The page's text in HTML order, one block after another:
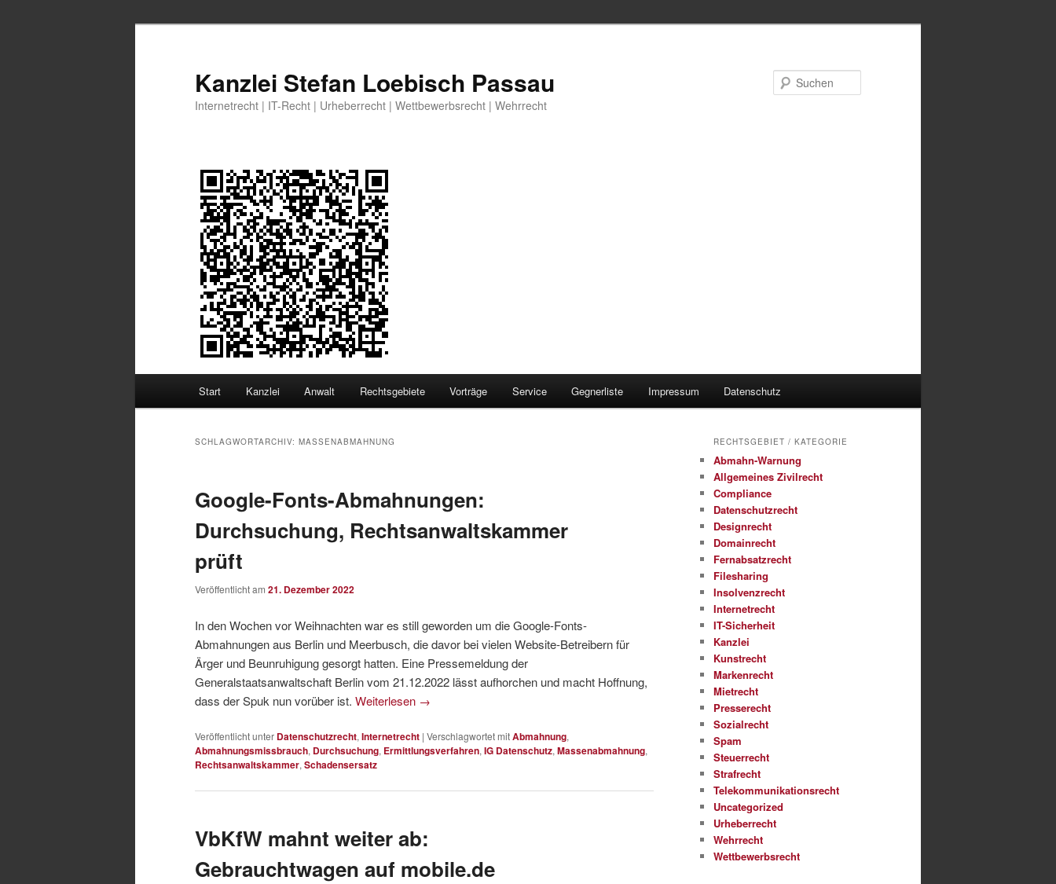
Kanzlei Stefan Loebisch Passau
Internetrecht | IT-Recht | Urheberrecht | Wettbewerbsrecht | Wehrrecht
Start Kanzlei Anwalt Rechtsgebiete Vorträge Service Gegnerliste Impressum Datenschutz
SCHLAGWORTARCHIV: MASSENABMAHNUNG
Google-Fonts-Abmahnungen:
Durchsuchung, Rechtsanwaltskammer
prüft
Veröffentlicht am 21. Dezember 2022
In den Wochen vor Weihnachten war es still geworden um die Google-Fonts-
Abmahnungen aus Berlin und Meerbusch, die davor bei vielen Website-Betreibern für
Ärger und Beunruhigung gesorgt hatten. Eine Pressemeldung der
Generalstaatsanwaltschaft Berlin vom 21.12.2022 lässt aufhorchen und macht Hoffnung,
dass der Spuk nun vorüber ist. Weiterlesen →
Veröffentlicht unter Datenschutzrecht, Internetrecht | Verschlagwortet mitAbmahnung,
Abmahnungsmissbrauch, Durchsuchung, Ermittlungsverfahren, IG Datenschutz, Massenabmahnung,
Rechtsanwaltskammer, Schadensersatz
VbKfW mahnt weiter ab:
Gebrauchtwagen auf mobile.de
RECHTSGEBIET / KATEGORIE
Abmahn-Warnung
Allgemeines Zivilrecht
Compliance
Datenschutzrecht
Designrecht
Domainrecht
Fernabsatzrecht
Filesharing
Insolvenzrecht
Internetrecht
IT-Sicherheit
Kanzlei
Kunstrecht
Markenrecht
Mietrecht
Presserecht
Sozialrecht
Spam
Steuerrecht
Strafrecht
Telekommunikationsrecht
Uncategorized
Urheberrecht
Wehrrecht
Wettbewerbsrecht